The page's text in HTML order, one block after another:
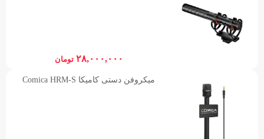
۲۸,۰۰۰,۰۰۰ تومان
میکروفن دستی کامیکا Comica HRM-S